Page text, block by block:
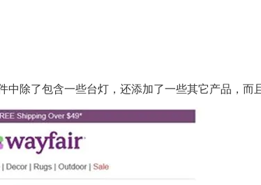
除了包含一些台灯，还添加了一些其它产品，而